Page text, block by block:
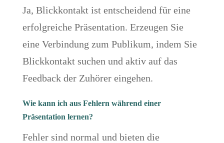
Ja, Blickkontakt ist entscheidend für eine
erfolgreiche Präsentation. Erzeugen Sie
eine Verbindung zum Publikum, indem Sie
Blickkontakt suchen und aktiv auf das
Feedback der Zuhörer eingehen.
Wie kann ich aus Fehlern während einer
Präsentation lernen?
Fehler sind normal und bieten die